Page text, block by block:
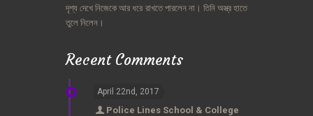
দৃশ্য দেখে নিজেকে আর ধরে রাখতে পারলেন না। তিনি অস্ত্র হাতে
তুলে নিলেন।
Recent Comments
April 22nd, 2017
Police Lines School & College